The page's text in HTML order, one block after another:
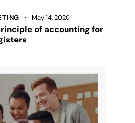
May 14, 2020
of accounting for